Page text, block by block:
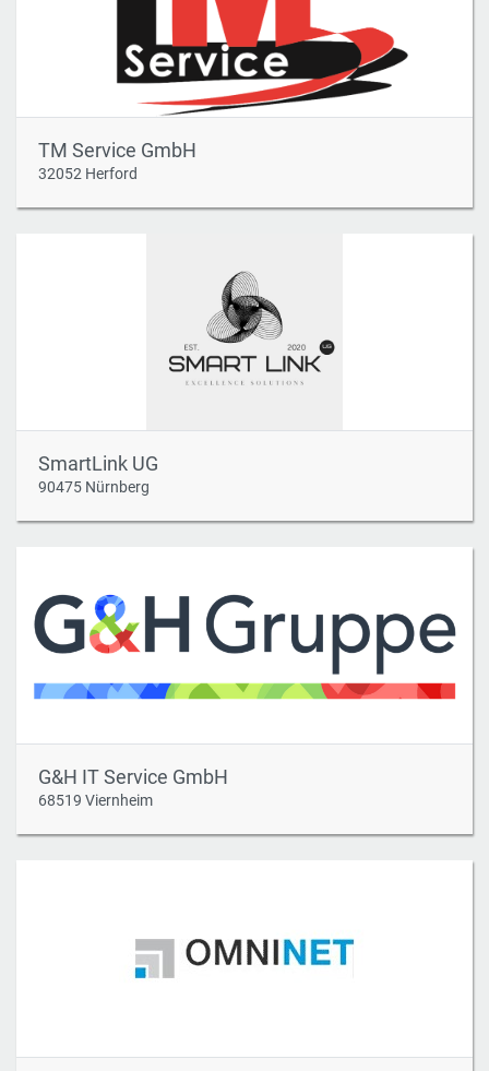
TM Service GmbH
32052 Herford
SmartLink UG
90475 Nürnberg
G&H IT Service GmbH
68519 Viernheim